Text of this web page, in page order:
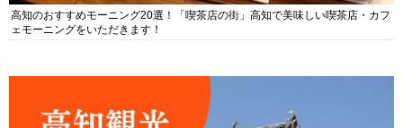
高知のおすすめモーニング20選！「喫茶店の街」高知で美味しい喫茶店・カフ
ェモーニングをいただきます！